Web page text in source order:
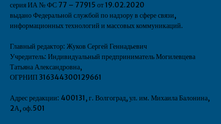
серия ИА № ФС 77 – 77915 от 19.02.2020
выдано Федеральной службой по надзору в сфере связи,
информационных технологий и массовых коммуникаций.
Главный редактор: Жуков Сергей Геннадьевич
Учредитель: Индивидуальный предприниматель Могилевцева
Татьяна Александровна,
ОГРНИП 316344300129661
Адрес редакции: 400131, г. Волгоград, ул. им. Михаила Балонина,
2А, оф.501